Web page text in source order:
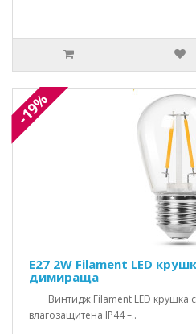
-19%
E27 2W Filament LED
димираща
Винтидж Filament LED крушка
влагозащитена IP44 –..